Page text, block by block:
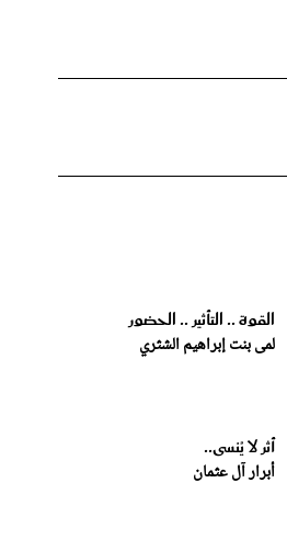
القوة .. التأثير .. الحضور
لمى بنت إبراهيم الشثري
أثر لا يُنسى..
أبرار آل عثمان